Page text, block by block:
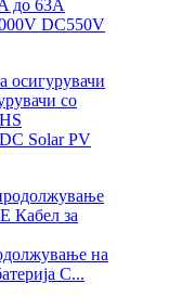
DC550V
Solar PV
на
C...